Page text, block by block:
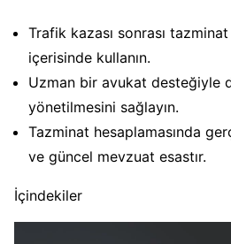
Trafik kazası sonrası tazminat
içerisinde kullanın.
Uzman bir avukat desteğiyle
yönetilmesini sağlayın.
Tazminat hesaplamasında
ve güncel mevzuat esastır.
İçindekiler